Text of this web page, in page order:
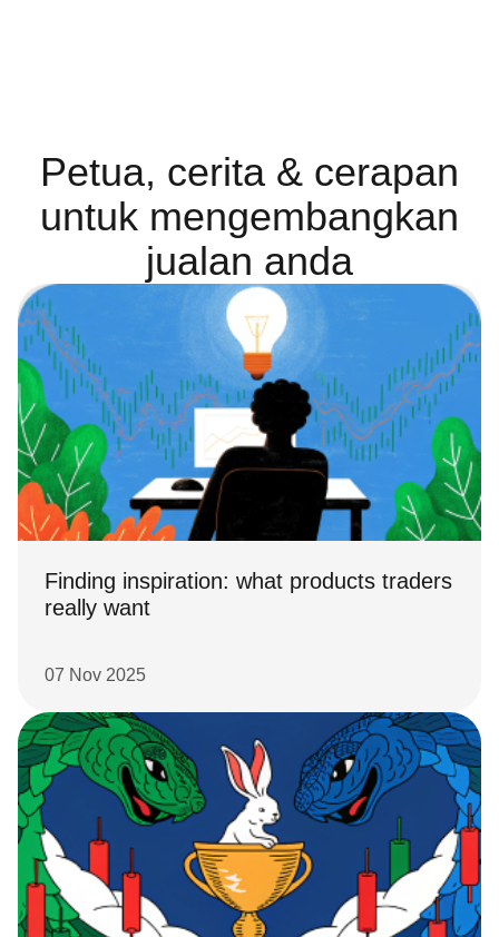
Petua, cerita & cerapan
untuk mengembangkan
jualan anda
Finding inspiration: what products traders
really want
07 Nov 2025